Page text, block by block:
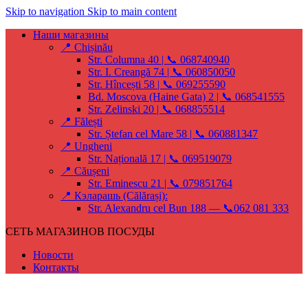
Skip to navigation Skip to main content
Наши магазины
📍 Chișinău
Str. Columna 40 | 📞 068740940
Str. I. Creangă 74 | 📞 060850050
Str. Hîncești 58 | 📞 069255590
Bd. Moscova (Haine Gata) 2 | 📞 068541555
Str. Zelinski 20 | 📞 068855514
📍 Fălești
Str. Ștefan cel Mare 58 | 📞 060881347
📍 Ungheni
Str. Națională 17 | 📞 069519079
📍 Căușeni
Str. Eminescu 21 | 📞 079851764
📍 Кэларашь (Călărași):
Str. Alexandru cel Bun 188 — 📞062 081 333
СЕТЬ МАГАЗИНОВ ПОСУДЫ
Новости
Контакты